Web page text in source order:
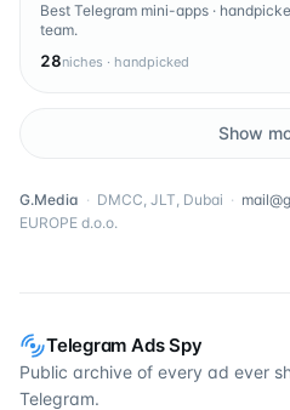
Telegram Ads Spy
Public archive of every ad ever
Telegram.
Best Telegram mini-apps ·
team.
28niches · handpicked
Show
G.Media · DMCC, JLT, Dubai ·
EUROPE d.o.o.